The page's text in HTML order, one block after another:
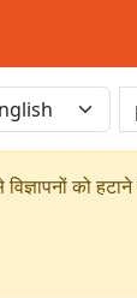
विज्ञापनों को